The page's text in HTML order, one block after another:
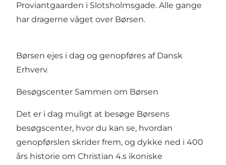
Proviantgaarden i Slotsholmsgade. Alle gange
har dragerne våget over Børsen.
Børsen ejes i dag og genopføres af Dansk
Erhverv.
Besøgscenter Sammen om Børsen
Det er i dag muligt at besøge Børsens
besøgscenter, hvor du kan se, hvordan
genopførslen skrider frem, og dykke ned i 400
års historie om Christian 4.s ikoniske